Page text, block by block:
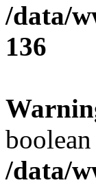
/data/
136
/data/